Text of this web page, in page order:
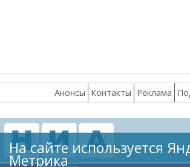
Анонсы Контакты Реклама
На сайте используется
Метрика